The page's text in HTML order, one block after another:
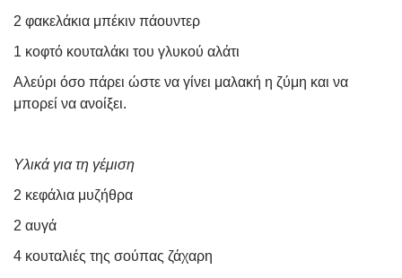
2 φακελάκια μπέκιν πάουντερ
1 κοφτό κουταλάκι του γλυκού αλάτι
Αλεύρι όσο πάρει ώστε να γίνει μαλακή η ζύμη και να
μπορεί να ανοίξει.
Υλικά για τη γέμιση
2 κεφάλια μυζήθρα
2 αυγά
4 κουταλιές της σούπας ζάχαρη